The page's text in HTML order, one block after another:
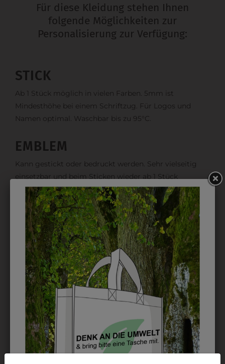
Für diese Kleidung stehen Ihnen
folgende Möglichkeiten zur
Personalisierung zur Verfügung:
STICK
Ab 1 Stück möglich in vielen Farben. 5mm ist
Mindesthöhe bei einem Schriftzug. Für Logos und
Namen optimal. Waschbar bis zu 95°C.
EMBLEM
Kann gestickt oder bedruckt werden. Sehr vielseitig
einsetzbar und beim Sticken wieder ab 1 Stück
möglich.
DRUCK
Perfekt für große Logos und für kleine Details, jedoch
kostet jede Farbe extra und ist erst ab 12 Stück
möglich. Waschbar bis zu 60°C.
DAS KÖNNTE IHNEN